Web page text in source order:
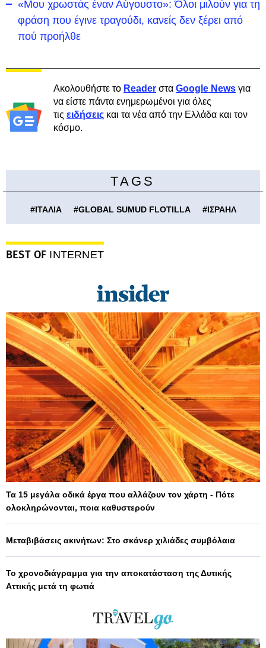
«Μου χρωστάς έναν Αύγουστο»: Όλοι μιλούν για τη
φράση που έγινε τραγούδι, κανείς δεν ξέρει από
πού προήλθε
Ακολουθήστε το Reader στα Google News για
να είστε πάντα ενημερωμένοι για όλες
τις ειδήσεις και τα νέα από την Ελλάδα και τον
κόσμο.
TAGS
#ΙΤΑΛΙΑ #GLOBAL SUMUD FLOTILLA #ΙΣΡΑΗΛ
BEST OF INTERNET
Τα 15 μεγάλα οδικά έργα που αλλάζουν τον χάρτη - Πότε
ολοκληρώνονται, ποια καθυστερούν
Μεταβιβάσεις ακινήτων: Στο σκάνερ χιλιάδες συμβόλαια
Το χρονοδιάγραμμα για την αποκατάσταση της Δυτικής
Αττικής μετά τη φωτιά